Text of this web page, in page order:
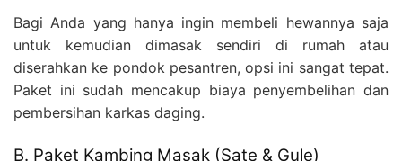
Bagi Anda yang hanya ingin membeli hewannya saja
untuk kemudian dimasak sendiri di rumah atau
diserahkan ke pondok pesantren, opsi ini sangat tepat.
Paket ini sudah mencakup biaya penyembelihan dan
pembersihan karkas daging.
B. Paket Kambing Masak (Sate & Gule)